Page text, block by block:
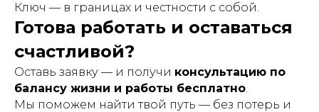
Ключ — в границах и честности с собой.
Готова работать и оставаться
счастливой?
Оставь заявку — и получи консультацию по
балансу жизни и работы бесплатно.
Мы поможем найти твой путь — без потерь и